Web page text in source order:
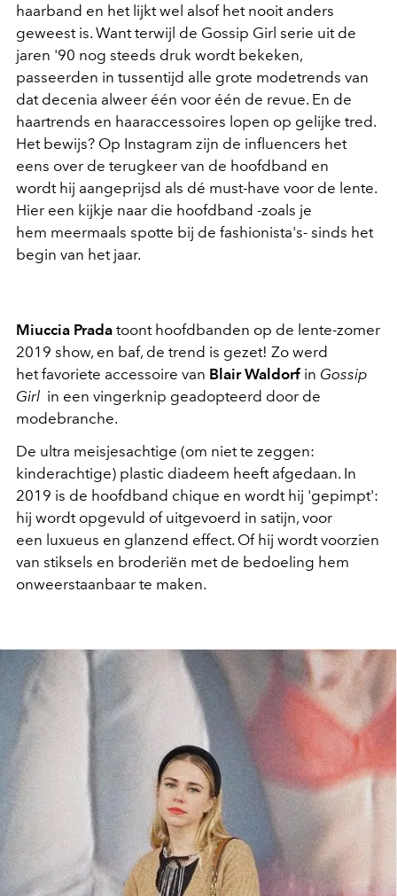
haarband en het lijkt wel alsof het nooit anders
geweest is. Want terwijl de Gossip Girl serie uit de
jaren '90 nog steeds druk wordt bekeken,
passeerden in tussentijd alle grote modetrends van
dat decenia alweer één voor één de revue. En de
haartrends en haaraccessoires lopen op gelijke tred.
Het bewijs? Op Instagram zijn de influencers het
eens over de terugkeer van de hoofdband en
wordt hij aangeprijsd als dé must-have voor de lente.
Hier een kijkje naar die hoofdband -zoals je
hem meermaals spotte bij de fashionista's- sinds het
begin van het jaar.
Miuccia Prada toont hoofdbanden op de lente-zomer
2019 show, en baf, de trend is gezet! Zo werd
het favoriete accessoire van Blair Waldorf in Gossip
Girl in een vingerknip geadopteerd door de
modebranche.
De ultra meisjesachtige (om niet te zeggen:
kinderachtige) plastic diadeem heeft afgedaan. In
2019 is de hoofdband chique en wordt hij 'gepimpt':
hij wordt opgevuld of uitgevoerd in satijn, voor
een luxueus en glanzend effect. Of hij wordt voorzien
van stiksels en broderiën met de bedoeling hem
onweerstaanbaar te maken.